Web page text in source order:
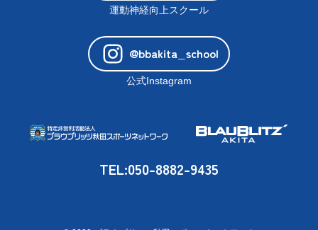
運動神経向上スクール
@bbakita_school
公式Instagram
TEL:050-8882-9435